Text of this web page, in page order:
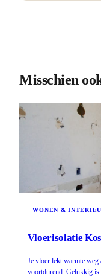
Misschien
WONEN &
Vloerisolatie
Je vloer lekt warmte weg
voortdurend. Gelukkig is